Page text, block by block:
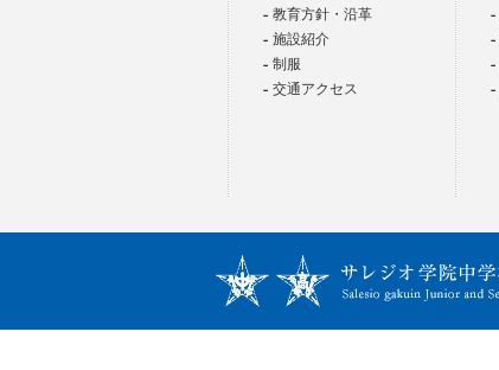
教育方針・沿革
施設紹介
制服
交通アクセス